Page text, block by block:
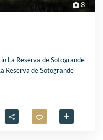
8
La Reserva de Sotogrande
Reserva de Sotogrande